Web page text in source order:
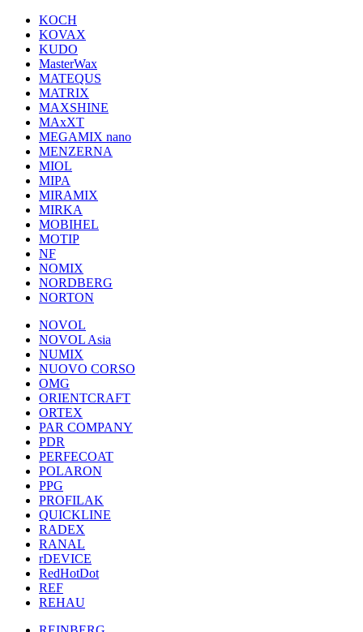
KOCH
KOVAX
KUDO
MasterWax
MATEQUS
MATRIX
MAXSHINE
MAxXT
MEGAMIX nano
MENZERNA
MIOL
MIPA
MIRAMIX
MIRKA
MOBIHEL
MOTIP
NF
NOMIX
NORDBERG
NORTON
NOVOL
NOVOL Asia
NUMIX
NUOVO CORSO
OMG
ORIENTCRAFT
ORTEX
PAR COMPANY
PDR
PERFECOAT
POLARON
PPG
PROFILAK
QUICKLINE
RADEX
RANAL
rDEVICE
RedHotDot
REF
REHAU